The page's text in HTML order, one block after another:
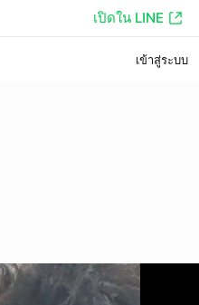
เปิดใน LINE
เข้าสู่ระบบ